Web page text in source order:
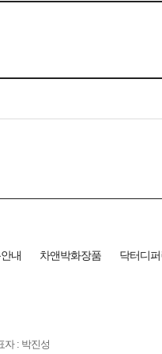
내 차앤박화장품 닥터디
자 : 박진성